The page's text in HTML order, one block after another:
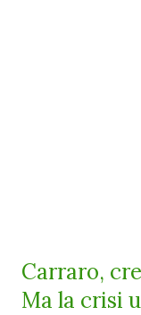
Carraro,
Ma la crisi